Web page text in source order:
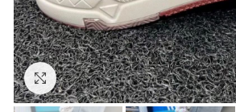
Click to enlarge